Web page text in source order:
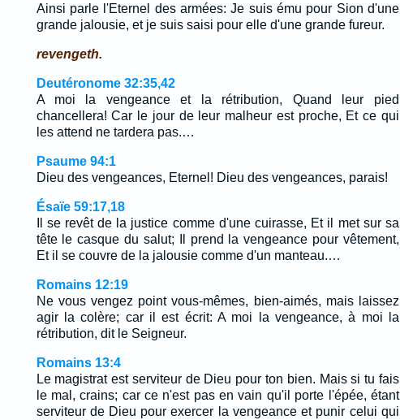
Ainsi parle l'Eternel des armées: Je suis ému pour Sion d'une
grande jalousie, et je suis saisi pour elle d'une grande fureur.
revengeth.
Deutéronome 32:35,42
A moi la vengeance et la rétribution, Quand leur pied
chancellera! Car le jour de leur malheur est proche, Et ce qui
les attend ne tardera pas.…
Psaume 94:1
Dieu des vengeances, Eternel! Dieu des vengeances, parais!
Ésaïe 59:17,18
Il se revêt de la justice comme d'une cuirasse, Et il met sur sa
tête le casque du salut; Il prend la vengeance pour vêtement,
Et il se couvre de la jalousie comme d'un manteau.…
Romains 12:19
Ne vous vengez point vous-mêmes, bien-aimés, mais laissez
agir la colère; car il est écrit: A moi la vengeance, à moi la
rétribution, dit le Seigneur.
Romains 13:4
Le magistrat est serviteur de Dieu pour ton bien. Mais si tu fais
le mal, crains; car ce n'est pas en vain qu'il porte l'épée, étant
serviteur de Dieu pour exercer la vengeance et punir celui qui